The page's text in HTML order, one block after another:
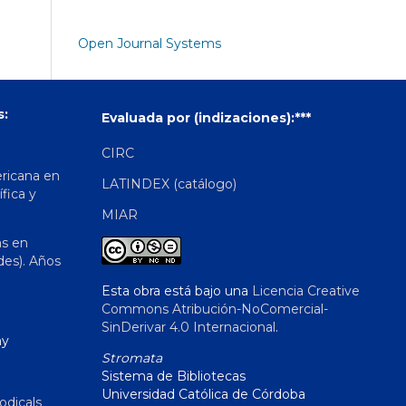
Open Journal Systems
en
y
en
Años
Evaluada por (indizaciones):***
CIRC
LATINDEX (catálogo)
MIAR
Esta obra está bajo una Licencia Creative
Commons Atribución-NoComercial-
SinDerivar 4.0 Internacional.
Stromata
Sistema de Bibliotecas
Universidad Católica de Córdoba